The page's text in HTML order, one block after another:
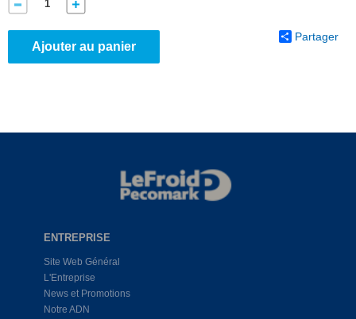
Ajouter au panier
Partager
ENTREPRISE
Site Web Général
L'Entreprise
News et Promotions
Notre ADN